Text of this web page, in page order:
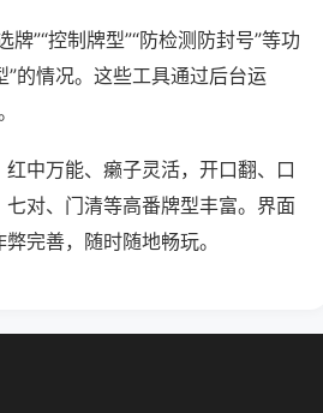
”“控制牌型”“防检测防封号”等功
”的情况。这些工具通过后台运
中万能、癞子灵活，开口翻、口
对、门清等高番牌型丰富。界面
完善，随时随地畅玩。